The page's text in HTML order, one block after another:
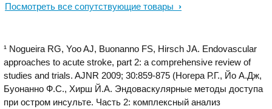
производительности используемого
качества.
С этой новой ангиографической
помещении.
Посмотреть все сопутствующие товары
¹ Nogueira RG, Yoo AJ, Buonanno FS, Hirsch JA. Endovascular
approaches to acute stroke, part 2: a comprehensive review of
studies and trials. AJNR 2009; 30:859-875 (Ногера Р.Г., Йо А.Дж,
Буонанно Ф.С., Хирш Й.А. Эндоваскулярные методы доступа
при остром инсульте. Часть 2: комплексный анализ